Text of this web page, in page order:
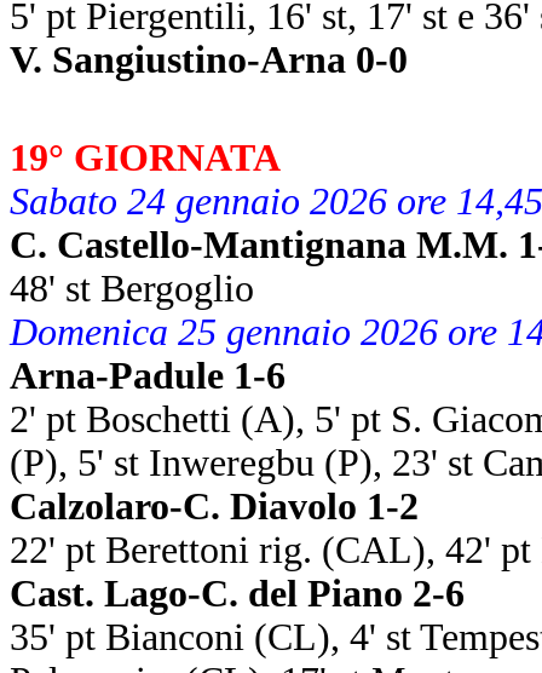
5' pt Piergentili, 16' st, 17' st e 36'
V. Sangiustino-Arna 0-0
19° GIORNATA
Sabato 24 gennaio 2026 ore 14,45
C. Castello-Mantignana M.M.
48' st Bergoglio
Domenica 25 gennaio 2026 ore
Arna-Padule 1-6
2' pt Boschetti (A), 5' pt S.
(P), 5' st Inweregbu (P), 23' st
Calzolaro-C. Diavolo 1-2
22' pt Berettoni rig. (CAL), 42'
Cast. Lago-C. del Piano 2-6
35' pt Bianconi (CL), 4' st